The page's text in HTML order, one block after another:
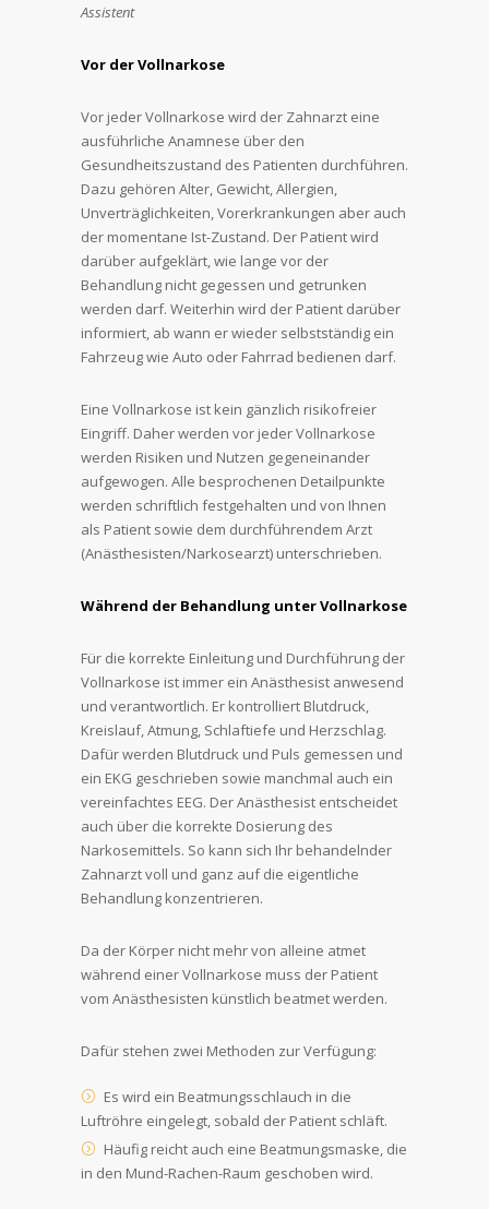
Assistent
Vor der Vollnarkose
Vor jeder Vollnarkose wird der Zahnarzt eine
ausführliche Anamnese über den
Gesundheitszustand des Patienten durchführen.
Dazu gehören Alter, Gewicht, Allergien,
Unverträglichkeiten, Vorerkrankungen aber auch
der momentane Ist-Zustand. Der Patient wird
darüber aufgeklärt, wie lange vor der
Behandlung nicht gegessen und getrunken
werden darf. Weiterhin wird der Patient darüber
informiert, ab wann er wieder selbstständig ein
Fahrzeug wie Auto oder Fahrrad bedienen darf.
Eine Vollnarkose ist kein gänzlich risikofreier
Eingriff. Daher werden vor jeder Vollnarkose
werden Risiken und Nutzen gegeneinander
aufgewogen. Alle besprochenen Detailpunkte
werden schriftlich festgehalten und von Ihnen
als Patient sowie dem durchführendem Arzt
(Anästhesisten/Narkosearzt) unterschrieben.
Während der Behandlung unter Vollnarkose
Für die korrekte Einleitung und Durchführung der
Vollnarkose ist immer ein Anästhesist anwesend
und verantwortlich. Er kontrolliert Blutdruck,
Kreislauf, Atmung, Schlaftiefe und Herzschlag.
Dafür werden Blutdruck und Puls gemessen und
ein EKG geschrieben sowie manchmal auch ein
vereinfachtes EEG. Der Anästhesist entscheidet
auch über die korrekte Dosierung des
Narkosemittels. So kann sich Ihr behandelnder
Zahnarzt voll und ganz auf die eigentliche
Behandlung konzentrieren.
Da der Körper nicht mehr von alleine atmet
während einer Vollnarkose muss der Patient
vom Anästhesisten künstlich beatmet werden.
Dafür stehen zwei Methoden zur Verfügung:
Es wird ein Beatmungsschlauch in die
Luftröhre eingelegt, sobald der Patient schläft.
Häufig reicht auch eine Beatmungsmaske, die
in den Mund-Rachen-Raum geschoben wird.